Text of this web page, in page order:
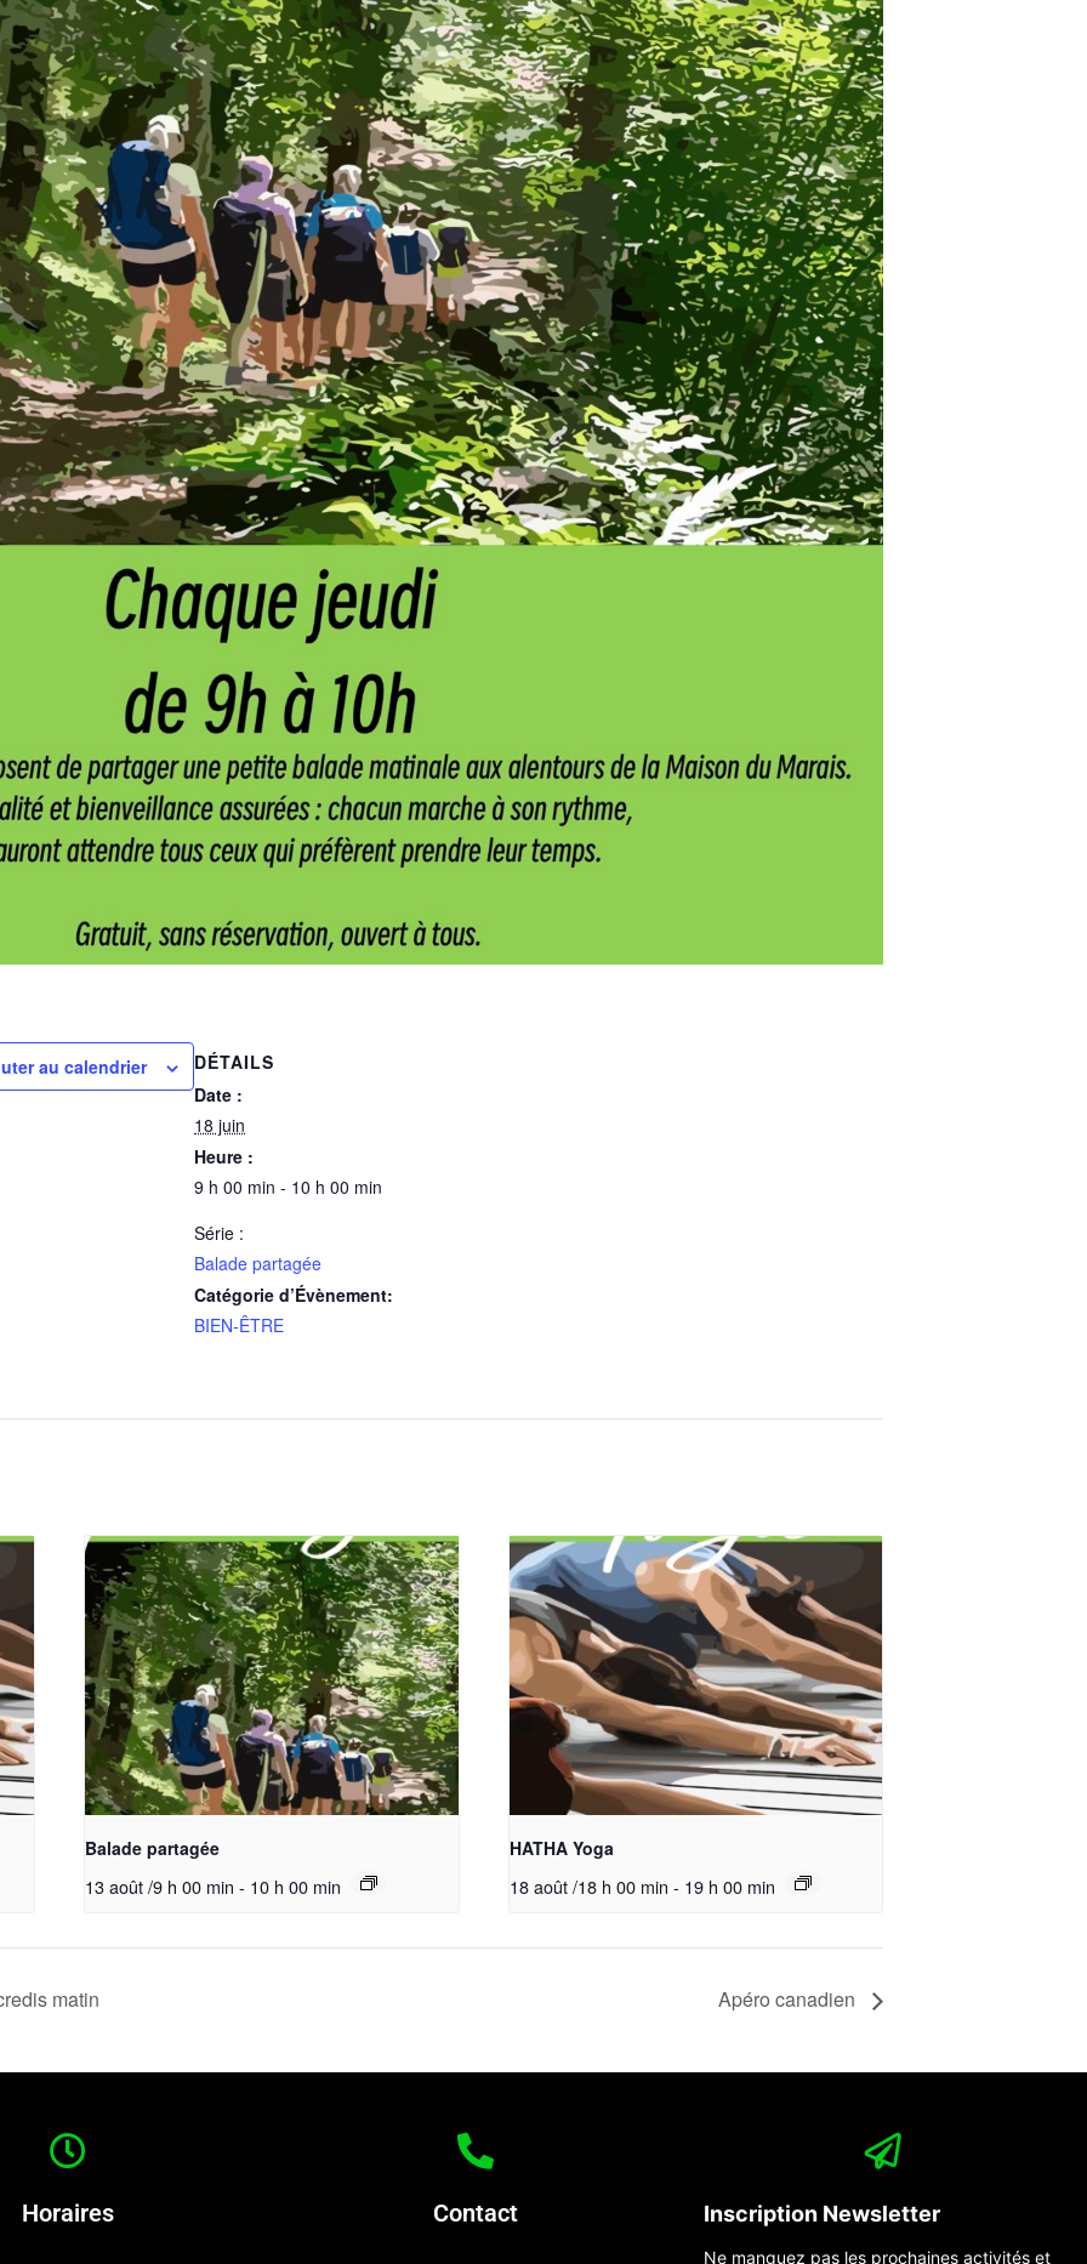
au calendrier
DÉTAILS
Date :
18 juin
Heure :
9 h 00 min - 10 h 00 min
Série :
Balade partagée
Catégorie d’Évènement:
BIEN-ÊTRE
Balade partagée
13 août /9 h 00 min - 10 h 00 min
HATHA Yoga
18 août /18 h 00 min - 19 h 00 min
matin Apéro canadien
Horaires Contact Inscription Newsletter
Ne manquez pas les prochaines activités et